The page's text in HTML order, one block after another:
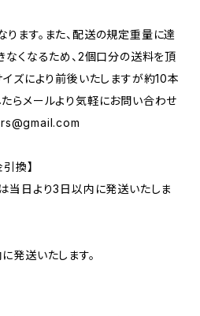
ます。また、配送の規定重量に達
なくなるため、2個口分の送料を頂
イズにより前後いたしますが約10本
らメールより気軽にお問い合わせ
換】
当日より3日以内に発送いたしま
発送いたします。